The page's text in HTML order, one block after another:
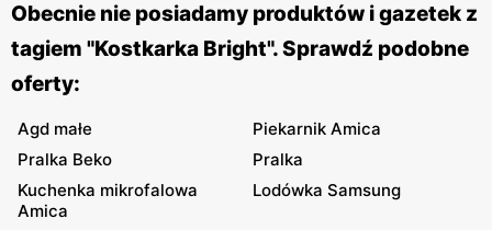
Obecnie nie posiadamy produktów i gazetek z
tagiem "Kostkarka Bright". Sprawdź podobne
oferty:
Agd małe
Piekarnik Amica
Pralka Beko
Pralka
Kuchenka mikrofalowa
Amica
Lodówka Samsung